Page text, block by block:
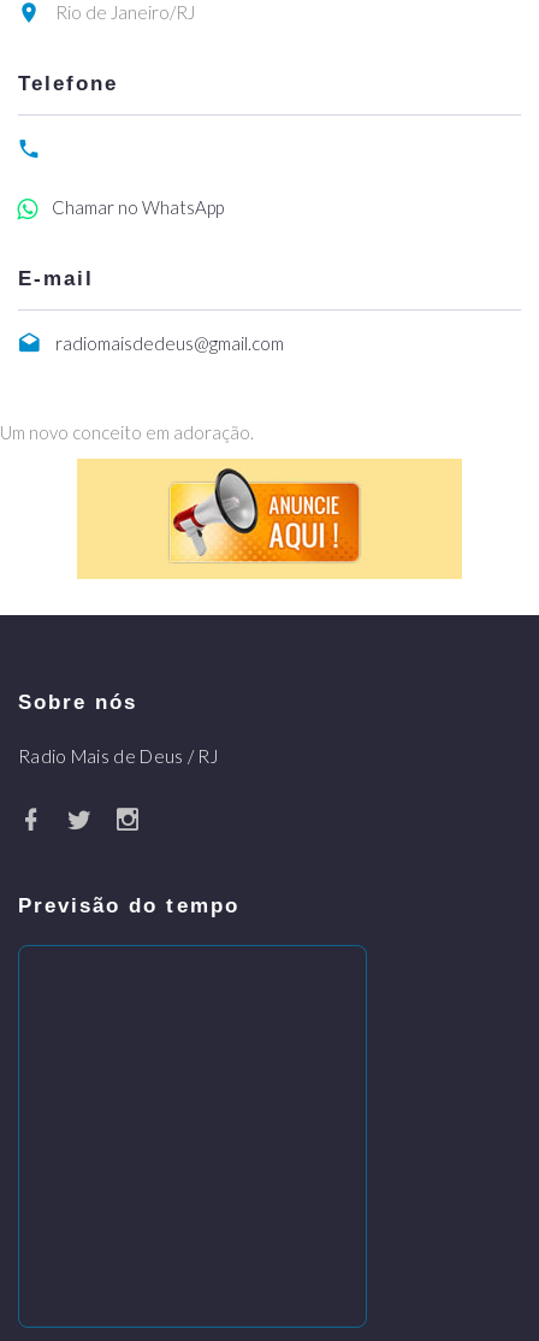
Rio de Janeiro/RJ
Telefone
Chamar no WhatsApp
E-mail
radiomaisdedeus@gmail.com
Um novo conceito em adoração.
Sobre nós
Radio Mais de Deus / RJ
Previsão do tempo